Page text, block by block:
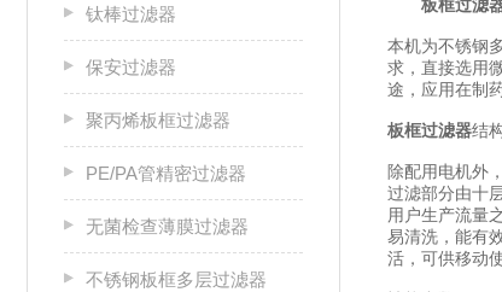
钛棒过滤器
保安过滤器
聚丙烯板框过滤器
PE/PA管精密过滤器
无菌检查薄膜过滤器
不锈钢板框多层过滤器
板框过滤
本机为不锈钢
求，直接选用
途，应用在制
板框过滤器结
除配用电机外
过滤部分由十
用户生产流量
易清洗，能有
活，可供移动